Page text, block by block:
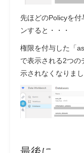
先ほどのPolicyを付
ンすると・・・
権限を付与した「
で表示される2つの
示されなくなりまし